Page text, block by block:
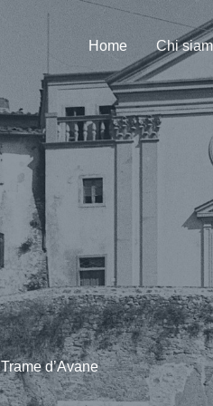
Home Chi
Trame d’Avane